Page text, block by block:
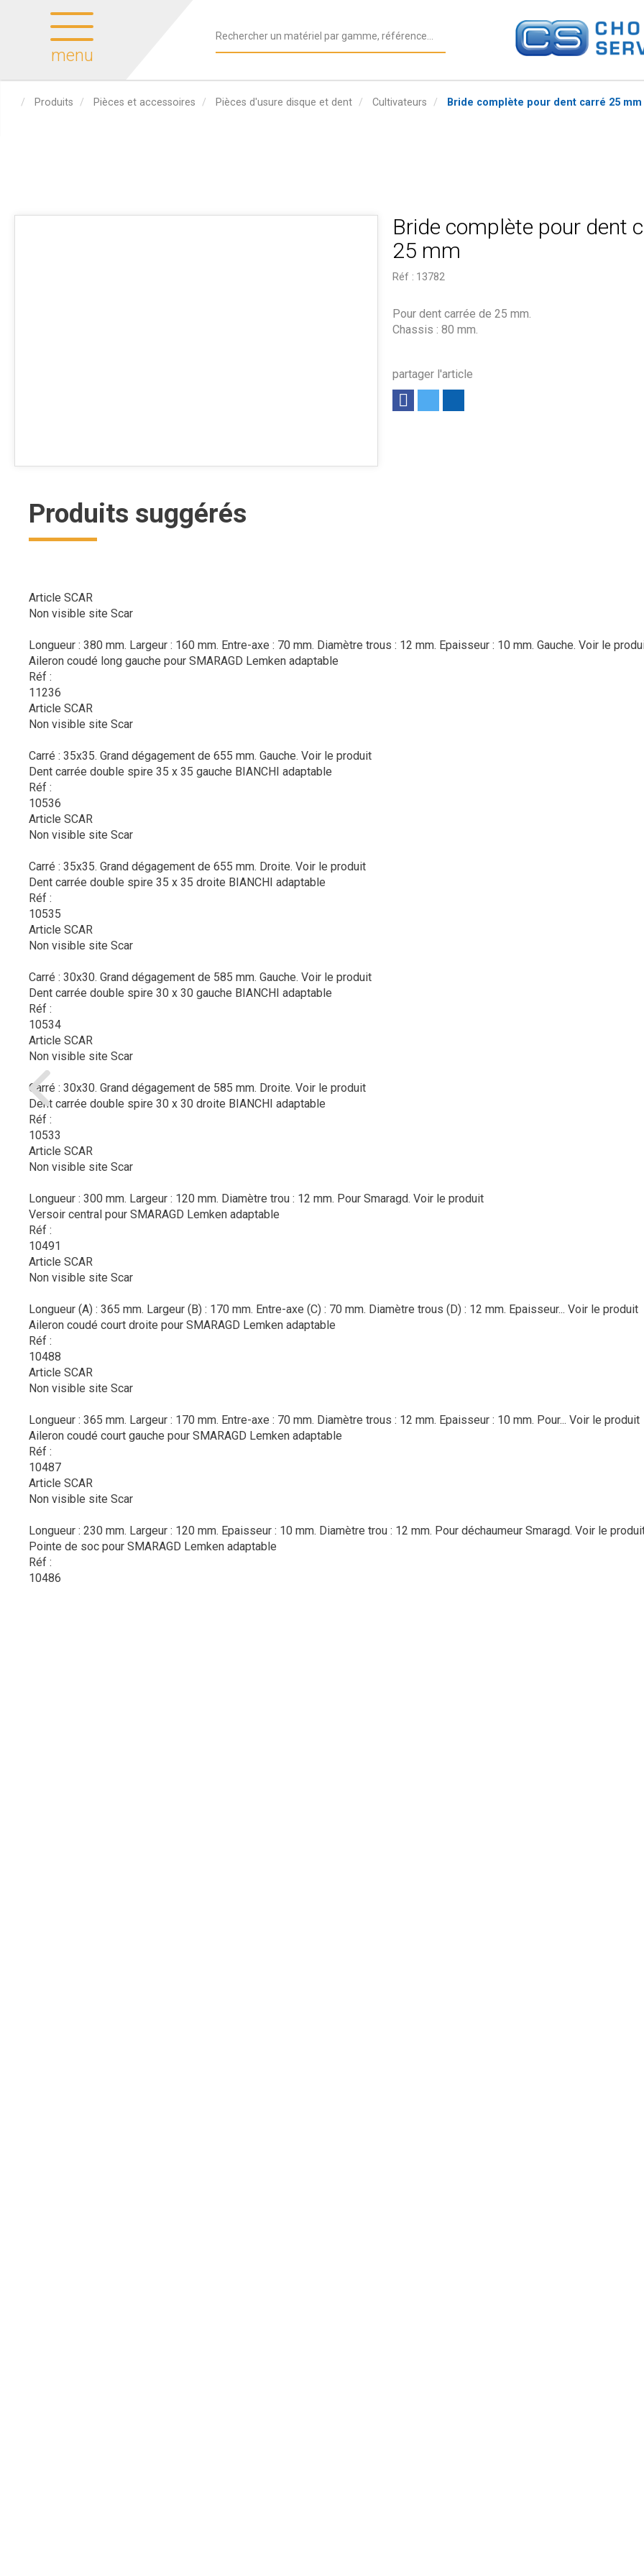
menu
Produits Pièces et accessoires Pièces d'usure disque et dent Cultivateurs Bride complète pour dent carré 25 mm
Bride complète pour dent
25 mm
Réf : 13782
partager l'article
Pour dent carrée de 25 mm.
Chassis : 80 mm.
Produits suggérés
Article SCAR
Non visible site Scar
Longueur : 380 mm. Largeur : 160 mm. Entre-axe : 70 mm. Diamètre trous : 12 mm. Epaisseur : 10 mm. Gauche. Voir le
Aileron coudé long gauche pour SMARAGD Lemken adaptable
Réf :
11236
Article SCAR
Non visible site Scar
Carré : 35x35. Grand dégagement de 655 mm. Gauche. Voir le produit
Dent carrée double spire 35 x 35 gauche BIANCHI adaptable
Réf :
10536
Article SCAR
Non visible site Scar
Carré : 35x35. Grand dégagement de 655 mm. Droite. Voir le produit
Dent carrée double spire 35 x 35 droite BIANCHI adaptable
Réf :
10535
Article SCAR
Non visible site Scar
Carré : 30x30. Grand dégagement de 585 mm. Gauche. Voir le produit
Dent carrée double spire 30 x 30 gauche BIANCHI adaptable
Réf :
10534
Article SCAR
Non visible site Scar
Carré : 30x30. Grand dégagement de 585 mm. Droite. Voir le produit
Dent carrée double spire 30 x 30 droite BIANCHI adaptable
Réf :
10533
Article SCAR
Non visible site Scar
Longueur : 300 mm. Largeur : 120 mm. Diamètre trou : 12 mm. Pour Smaragd. Voir le produit
Versoir central pour SMARAGD Lemken adaptable
Réf :
10491
Article SCAR
Non visible site Scar
Longueur (A) : 365 mm. Largeur (B) : 170 mm. Entre-axe (C) : 70 mm. Diamètre trous (D) : 12 mm. Epaisseur... Voir le produit
Aileron coudé court droite pour SMARAGD Lemken adaptable
Réf :
10488
Article SCAR
Non visible site Scar
Longueur : 365 mm. Largeur : 170 mm. Entre-axe : 70 mm. Diamètre trous : 12 mm. Epaisseur : 10 mm. Pour... Voir le produit
Aileron coudé court gauche pour SMARAGD Lemken adaptable
Réf :
10487
Article SCAR
Non visible site Scar
Longueur : 230 mm. Largeur : 120 mm. Epaisseur : 10 mm. Diamètre trou : 12 mm. Pour déchaumeur Smaragd. Voir le
Pointe de soc pour SMARAGD Lemken adaptable
Réf :
10486